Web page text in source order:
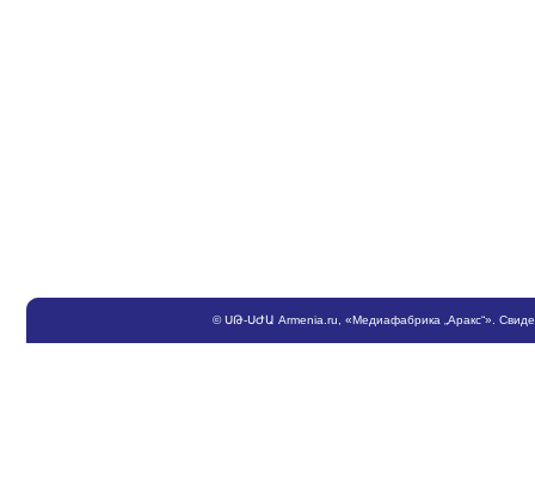
©ՍԹ-ՍԺԱ Armenia.ru , «Медиафабрика „Аракс“».